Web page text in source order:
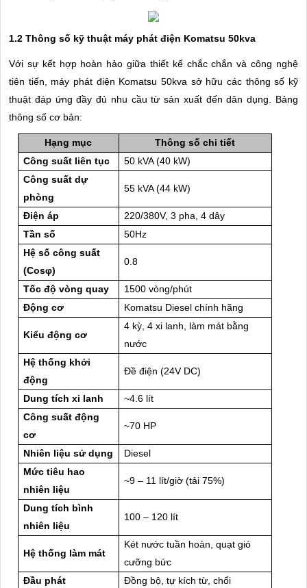
1.2 Thông số kỹ thuật máy phát điện Komatsu 50kva
Với sự kết hợp hoàn hảo giữa thiết kế chắc chắn và công nghệ
tiên tiến, máy phát điện Komatsu 50kva sở hữu các thông số kỹ
thuật đáp ứng đầy đủ nhu cầu từ sản xuất đến dân dụng. Bảng
thông số cơ bản:
Hạng mục
Thông số chi tiết
Công suất liên tục
50 kVA (40 kW)
Công suất dự
phòng
55 kVA (44 kW)
Điện áp
220/380V, 3 pha, 4 dây
Tần số
50Hz
Hệ số công suất
(Cosφ)
0.8
Tốc độ vòng quay
1500 vòng/phút
Động cơ
Komatsu Diesel chính hãng
Kiểu động cơ
4 kỳ, 4 xi lanh, làm mát bằng
nước
Hệ thống khởi
động
Đề điện (24V DC)
Dung tích xi lanh
~4.6 lít
Công suất động
cơ
~70 HP
Nhiên liệu sử dụng
Diesel
Mức tiêu hao
nhiên liệu
~9 – 11 lít/giờ (tải 75%)
Dung tích bình
nhiên liệu
100 – 120 lít
Hệ thống làm mát
Két nước tuần hoàn, quạt gió
cưỡng bức
Đầu phát
Đồng bộ, tự kích từ, chổi